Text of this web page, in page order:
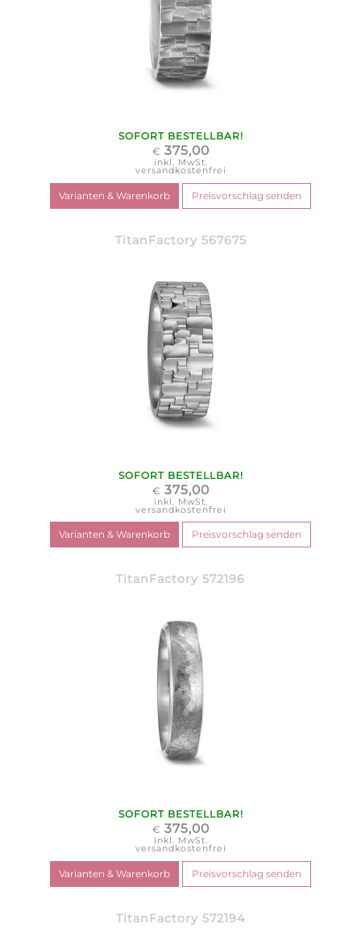
SOFORT BESTELLBAR!
€ 375,00
inkl. MwSt.
versandkostenfrei
TitanFactory 567675
SOFORT BESTELLBAR!
€ 375,00
inkl. MwSt.
versandkostenfrei
TitanFactory 572196
SOFORT BESTELLBAR!
€ 375,00
inkl. MwSt.
versandkostenfrei
TitanFactory 572194